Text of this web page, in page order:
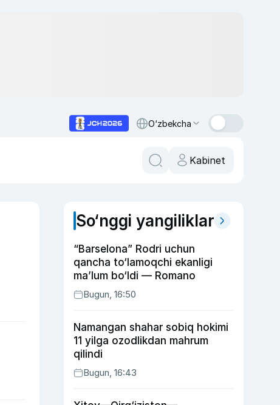
O‘zbekcha
Kabinet
So‘nggi yangiliklar
“Barselona” Rodri uchun
qancha to‘lamoqchi ekanligi
ma’lum bo‘ldi — Romano
Bugun, 16:50
Namangan shahar sobiq hokimi
11 yilga ozodlikdan mahrum
qilindi
Bugun, 16:43